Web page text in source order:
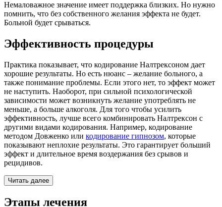
Немаловажное значение имеет поддержка близких. Но нужно
помнить, что без собственного желания эффекта не будет.
Больной будет срываться.
Эффективность процедуры
Практика показывает, что кодирование Налтрексоном дает
хорошие результаты. Но есть нюанс – желание больного, а
также понимание проблемы. Если этого нет, то эффект может
не наступить. Наоборот, при сильной психологической
зависимости может возникнуть желание употреблять не
меньше, а больше алкоголя. Для того чтобы усилить
эффективность, лучше всего комбинировать Налтрексон с
другими видами кодирования. Например, кодирование
методом Довженко или кодирование гипнозом, которые
показывают неплохие результаты. Это гарантирует больший
эффект и длительное время воздержания без срывов и
рецидивов.
Читать далее
Этапы лечения